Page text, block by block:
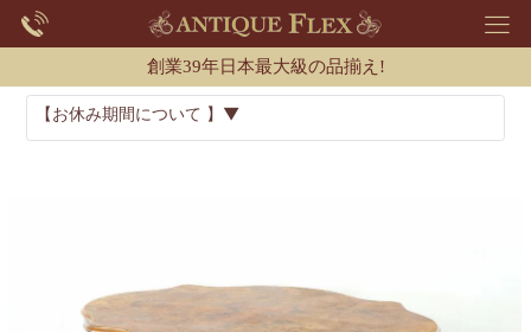
創業39年日本最大級の品揃え!
【お休み期間について 】▼